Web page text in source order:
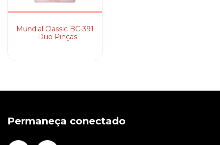
Mundial Classic BC-391
- Duo Pinças
Permaneça conectado